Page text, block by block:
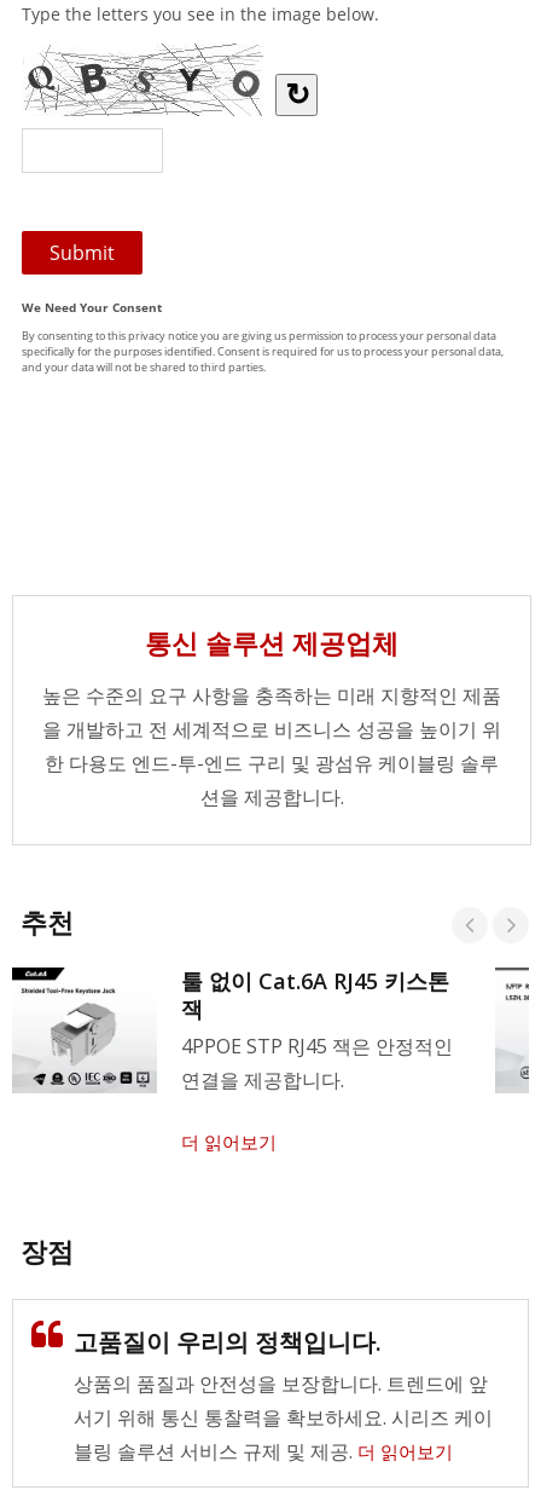
통신 솔루션 제공업체
높은 수준의 요구 사항을 충족하는 미래 지향적인 제품
을 개발하고 전 세계적으로 비즈니스 성공을 높이기 위
한 다용도 엔드-투-엔드 구리 및 광섬유 케이블링 솔루
션을 제공합니다.
추천
툴 없이 Cat.6A RJ45 키스톤
잭
4PPOE STP RJ45 잭은 안정적인
연결을 제공합니다.
더 읽어보기
장점
고품질이 우리의 정책입니다.
상품의 품질과 안전성을 보장합니다. 트렌드에 앞
서기 위해 통신 통찰력을 확보하세요. 시리즈 케이
블링 솔루션 서비스 규제 및 제공. 더 읽어보기